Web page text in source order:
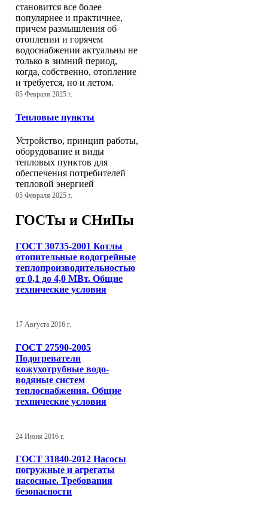
становится все более
популярнее и практичнее,
причем размышления об
отоплении и горячем
водоснабжении актуальны не
только в зимний период,
когда, собственно, отопление
и требуется, но и летом.
05 Февраля 2025 г.
Тепловые пункты
Устройство, принцип работы,
оборудование и виды
тепловых пунктов для
обеспечения потребителей
тепловой энергией
05 Февраля 2025 г.
ГОСТы и СНиПы
ГОСТ 30735-2001 Котлы
отопительные водогрейные
теплопроизводительностью
от 0,1 до 4,0 МВт. Общие
технические условия
17 Августа 2016 г.
ГОСТ 27590-2005
Подогреватели
кожухотрубные водо-
водяные систем
теплоснабжения. Общие
технические условия
24 Июня 2016 г.
ГОСТ 31840-2012 Насосы
погружные и агрегаты
насосные. Требования
безопасности